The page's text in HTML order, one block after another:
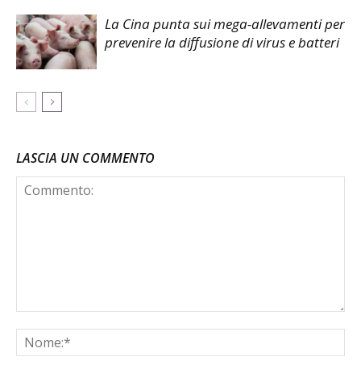
La Cina punta sui mega-allevamenti per
prevenire la diffusione di virus e batteri
LASCIA UN COMMENTO